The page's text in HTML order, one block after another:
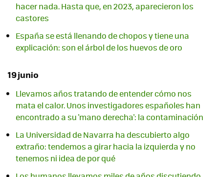
hacer nada. Hasta que, en 2023, aparecieron los
castores
España se está llenando de chopos y tiene una
explicación: son el árbol de los huevos de oro
19 junio
Llevamos años tratando de entender cómo nos
mata el calor. Unos investigadores españoles han
encontrado a su 'mano derecha': la contaminación
La Universidad de Navarra ha descubierto algo
extraño: tendemos a girar hacia la izquierda y no
tenemos ni idea de por qué